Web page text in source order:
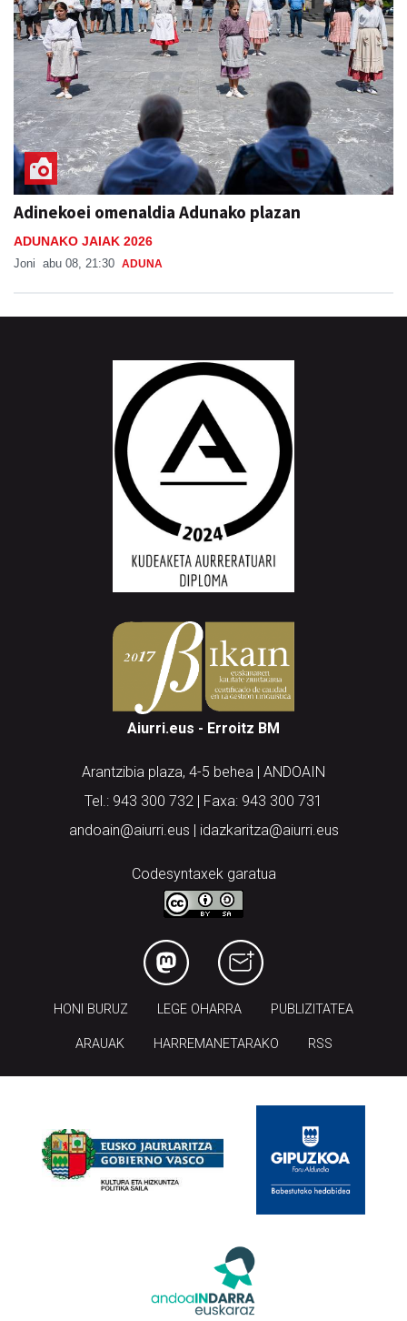
Adinekoei omenaldia Adunako plazan
ADUNAKO JAIAK 2026
Joni abu 08, 21:30 ADUNA
Aiurri.eus - Erroitz BM
Arantzibia plaza, 4-5 behea | ANDOAIN
Tel.: 943 300 732 | Faxa: 943 300 731
andoain@aiurri.eus | idazkaritza@aiurri.eus
Codesyntaxek garatua
HONI BURUZ LEGE OHARRA PUBLIZITATEA
ARAUAK HARREMANETARAKO RSS